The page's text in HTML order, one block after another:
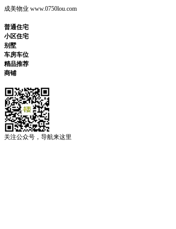
成美物业 www.0750lou.com
普通住宅
小区住宅
别墅
车房车位
精品推荐
商铺
关注公众号，导航来这里